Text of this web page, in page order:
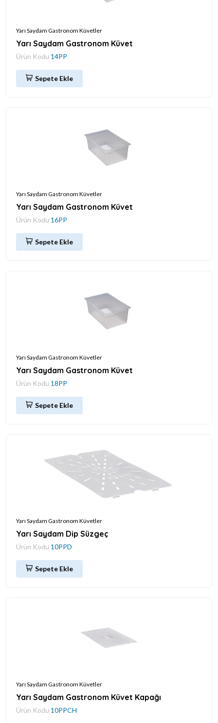
Yarı Saydam Gastronom Küvetler
Yarı Saydam Gastronom Küvet
Ürün Kodu 14PP
Sepete Ekle
Yarı Saydam Gastronom Küvetler
Yarı Saydam Gastronom Küvet
Ürün Kodu 16PP
Sepete Ekle
Yarı Saydam Gastronom Küvetler
Yarı Saydam Gastronom Küvet
Ürün Kodu 18PP
Sepete Ekle
Yarı Saydam Gastronom Küvetler
Yarı Saydam Dip Süzgeç
Ürün Kodu 10PPD
Sepete Ekle
Yarı Saydam Gastronom Küvetler
Yarı Saydam Gastronom Küvet Kapağı
Ürün Kodu 10PPCH